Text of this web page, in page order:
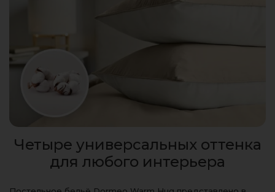
Четыре универсальных оттенка
для любого интерьера